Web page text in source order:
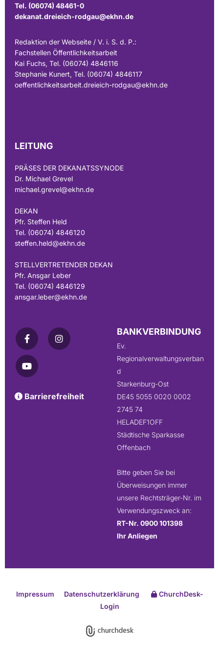
Tel. (06074) 48461-0
dekanat.dreieich-rodgau@ekhn.de
Redaktion der Webseite / V. i. S. d. P.:
Fachstellen Öffentlichkeitsarbeit
Kai Fuchs, Tel. (06074) 4846116
Stephanie Kunert, Tel. (06074) 4846117
oeffentlichkeitsarbeit.dreieich-rodgau@ekhn.de
LEITUNG
PRÄSES DER DEKANATSSYNODE
Dr. Michael Grevel
michael.grevel@ekhn.de
DEKAN
Pfr. Steffen Held
Tel. (06074) 4846120
steffen.held@ekhn.de
STELLVERTRETENDER DEKAN
Pfr. Ansgar Leber
Tel. (06074) 4846129
ansgar.leber@ekhn.de
 Barrierefreiheit
BANKVERBINDUNG
Ev.
Regionalverwaltungsverban
d
Starkenburg-Ost
DE45 5055 0020 0002
2745 74
HELADEF1OFF
Städtische Sparkasse
Offenbach
Bitte geben Sie bei
Überweisungen immer
unsere Rechtsträger-Nr. im
Verwendungszweck an:
RT-Nr. 0900 101398
Ihr Anliegen
Impressum Datenschutzerklärung
ChurchDesk-
Login